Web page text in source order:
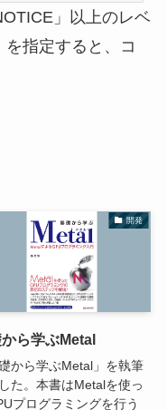
」以上のレベ
指定すると、コ
開発
ら学ぶMetal
礎から学ぶMetal」を執筆
た。本書はMetalを使っ
プログラミングを行う